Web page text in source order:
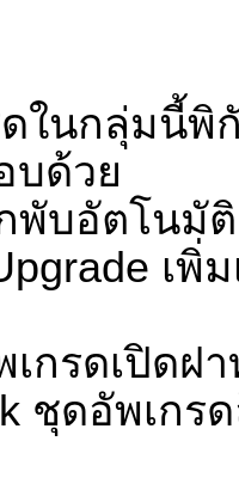
ในกลุ่มนี้พิ
บด้วย
พับอัตโนมัติ
เ
กรดเปิดฝ
ชุดอัพเก